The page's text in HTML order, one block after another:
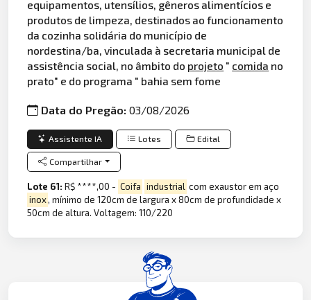
equipamentos, utensílios, gêneros alimentícios e
produtos de limpeza, destinados ao funcionamento
da cozinha solidária do município de
nordestina/ba, vinculada à secretaria municipal de
assistência social, no âmbito do projeto " comida no
prato" e do programa " bahia sem fome
Data do Pregão:03/08/2026
Assistente IA Lotes Edital
Compartilhar
Lote 61:R$ ****,00 - Coifa industrial com exaustor em aço
inox, mínimo de 120cm de largura x 80cm de profundidade x
50cm de altura. Voltagem: 110/220